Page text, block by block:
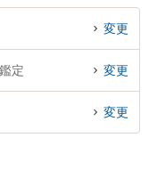
変更
定 変更
変更